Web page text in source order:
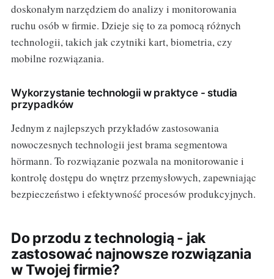
doskonałym narzędziem do analizy i monitorowania
ruchu osób w firmie. Dzieje się to za pomocą różnych
technologii, takich jak czytniki kart, biometria, czy
mobilne rozwiązania.
Wykorzystanie technologii w praktyce - studia
przypadków
Jednym z najlepszych przykładów zastosowania
nowoczesnych technologii jest brama segmentowa
hörmann. To rozwiązanie pozwala na monitorowanie i
kontrolę dostępu do wnętrz przemysłowych, zapewniając
bezpieczeństwo i efektywność procesów produkcyjnych.
Do przodu z technologią - jak
zastosować najnowsze rozwiązania
w Twojej firmie?